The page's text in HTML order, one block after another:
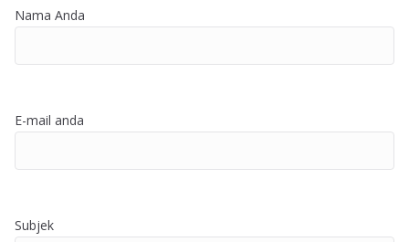
Nama Anda
E-mail anda
Subjek